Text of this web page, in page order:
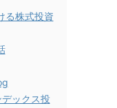
る株式投資
ックス投